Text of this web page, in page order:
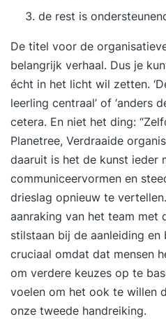
de rest is
De titel voor de
belangrijk verhaal. Dus je
écht in het licht wil zetten.
leerling centraal’ of ‘anders
cetera. En niet het ding:
Planetree, Verdraaide
daaruit is het de kunst ieder
communiceervormen en
drieslag opnieuw te
aanraking van het team met
stilstaan bij de aanleiding
cruciaal omdat dat mensen
om verdere keuzes op te
voelen om het ook te willen
onze tweede handreiking.